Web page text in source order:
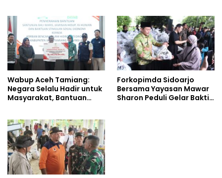
Wabup Aceh Tamiang:
Negara Selalu Hadir untuk
Masyarakat, Bantuan
Forkopimda Sidoarjo
Bersama Yayasan Mawar
Sharon Peduli Gelar Bakti